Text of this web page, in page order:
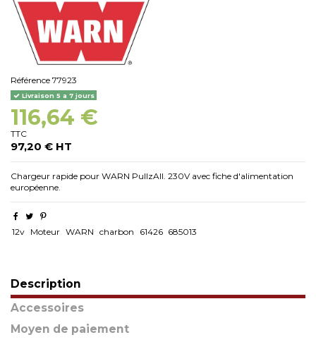
Référence 77923
Livraison 5 a 7 jours
116,64 €
TTC
97,20 € HT
Chargeur rapide pour WARN PullzAll. 230V avec fiche d'alimentation
européenne.
12v Moteur WARN charbon 61426 685013
Description
Accessoires
Moyen de paiement